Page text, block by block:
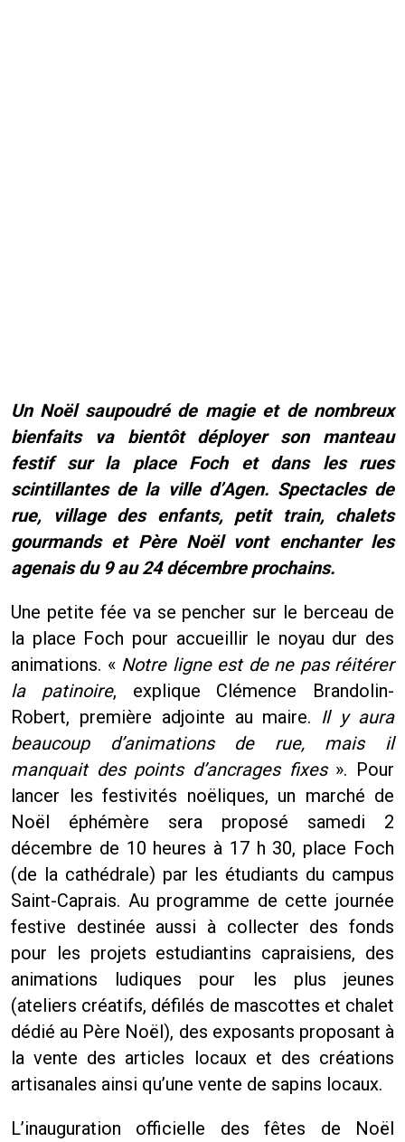
Un Noël saupoudré de magie et de nombreux
bienfaits va bientôt déployer son manteau
festif sur la place Foch et dans les rues
scintillantes de la ville d’Agen. Spectacles de
rue, village des enfants, petit train, chalets
gourmands et Père Noël vont enchanter les
agenais du 9 au 24 décembre prochains.
Une petite fée va se pencher sur le berceau de
la place Foch pour accueillir le noyau dur des
animations. « Notre ligne est de ne pas réitérer
la patinoire, explique Clémence Brandolin-
Robert, première adjointe au maire. Il y aura
beaucoup d’animations de rue, mais il
manquait des points d’ancrages fixes». Pour
lancer les festivités noëliques, un marché de
Noël éphémère sera proposé samedi 2
décembre de 10 heures à 17 h 30, place Foch
(de la cathédrale) par les étudiants du campus
Saint-Caprais. Au programme de cette journée
festive destinée aussi à collecter des fonds
pour les projets estudiantins capraisiens, des
animations ludiques pour les plus jeunes
(ateliers créatifs, défilés de mascottes et chalet
dédié au Père Noël), des exposants proposant à
la vente des articles locaux et des créations
artisanales ainsi qu’une vente de sapins locaux.
L’inauguration officielle des fêtes de Noël